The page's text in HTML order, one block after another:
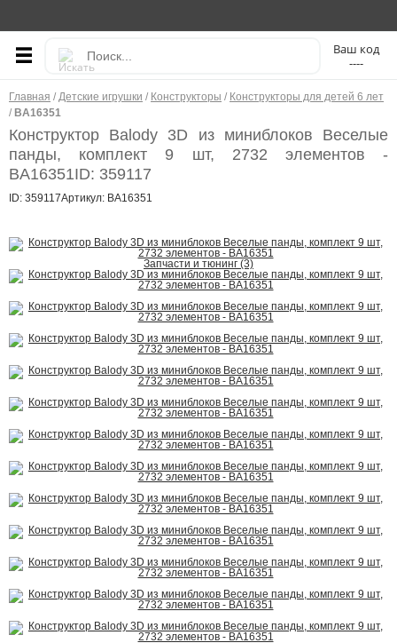
----
Главная / Детские игрушки / Конструкторы / Конструкторы для детей 6 лет
/ BA16351
Конструктор Balody 3D из миниблоков Веселые
панды, комплект 9 шт, 2732 элементов -
BA16351ID: 359117
ID: 359117Артикул: BA16351
Запчасти и тюнинг (3)